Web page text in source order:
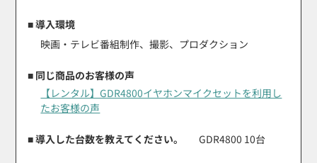
■ 導入環境
映画・テレビ番組制作、撮影、プロダクション
■ 同じ商品のお客様の声
【レンタル】GDR4800イヤホンマイクセットを利用し
たお客様の声
■ 導入した台数を教えてください。 GDR4800 10台